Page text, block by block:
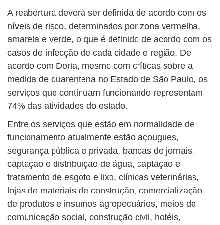
A reabertura deverá ser definida de acordo com os
níveis de risco, determinados por zona vermelha,
amarela e verde, o que é definido de acordo com os
casos de infecção de cada cidade e região. De
acordo com Doria, mesmo com críticas sobre a
medida de quarentena no Estado de São Paulo, os
serviços que continuam funcionando representam
74% das atividades do estado.
Entre os serviços que estão em normalidade de
funcionamento atualmente estão açougues,
segurança pública e privada, bancas de jornais,
captação e distribuição de água, captação e
tratamento de esgoto e lixo, clínicas veterinárias,
lojas de materiais de construção, comercialização
de produtos e insumos agropecuários, meios de
comunicação social, construção civil, hotéis,